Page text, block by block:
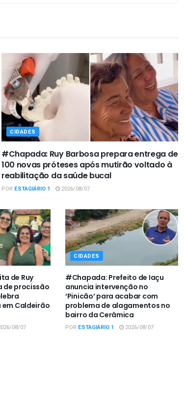
CIDADES
#Chapada: Ruy Barbosa prepara entrega de
100 novas próteses após mutirão voltado à
reabilitação da saúde bucal
POR ESTAGIÁRIO 1 2026/08/07
de Ruy
de procissão
Caldeirão
08/07
CIDADES
#Chapada: Prefeito de Iaçu
anuncia intervenção no
‘Pinicão’ para acabar com
problema de alagamentos no
bairro da Cerâmica
POR ESTAGIÁRIO 1 2026/08/07